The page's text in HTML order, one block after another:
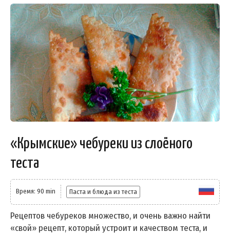
«Крымские» чебуреки из слоёного
теста
Время: 90 min Паста и блюда из теста
Рецептов чебуреков множество, и очень важно найти
«свой» рецепт, который устроит и качеством теста, и